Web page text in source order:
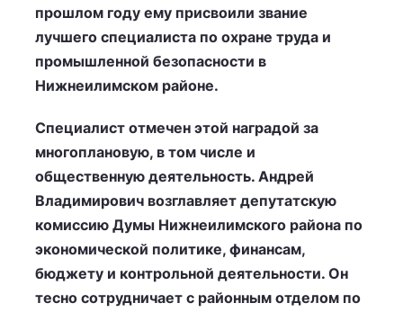
прошлом году ему присвоили звание
лучшего специалиста по охране труда и
промышленной безопасности в
Нижнеилимском районе.
Специалист отмечен этой наградой за
многоплановую, в том числе и
общественную деятельность. Андрей
Владимирович возглавляет депутатскую
комиссию Думы Нижнеилимского района по
экономической политике, финансам,
бюджету и контрольной деятельности. Он
тесно сотрудничает с районным отделом по